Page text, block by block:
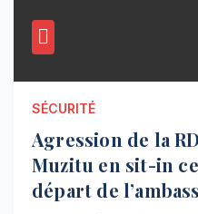
SÉCURITÉ
Agression de la
Muzitu en sit-in
départ de